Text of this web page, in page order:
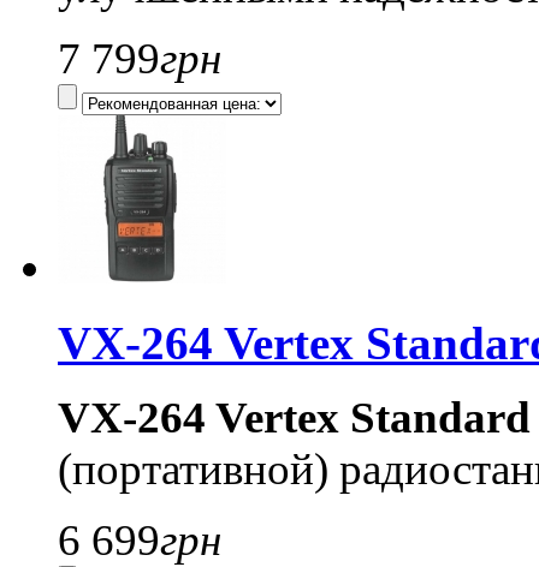
7 799грн
VX-264 Vertex
VX-264 Vertex Standard
(портативной)
6 699грн